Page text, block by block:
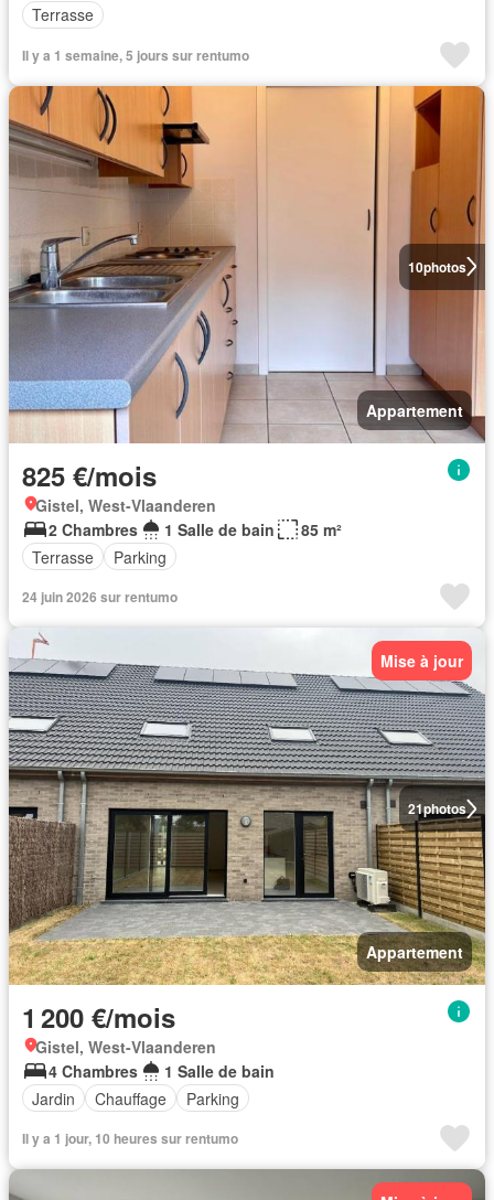
Terrasse
Il y a 1 semaine, 5 jours sur rentumo
10photos
Appartement
825 €/mois
Gistel, West-Vlaanderen
2 Chambres
1 Salle de bain
85 m²
Terrasse
Parking
24 juin 2026 sur rentumo
21photos
Mise à jour
Appartement
1 200 €/mois
Gistel, West-Vlaanderen
4 Chambres
1 Salle de bain
Jardin
Chauffage Parking
Il y a 1 jour, 10 heures sur rentumo